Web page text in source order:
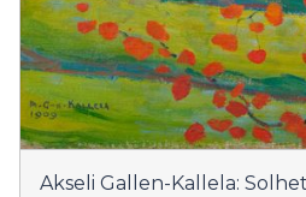
Akseli Gallen-Kallela: